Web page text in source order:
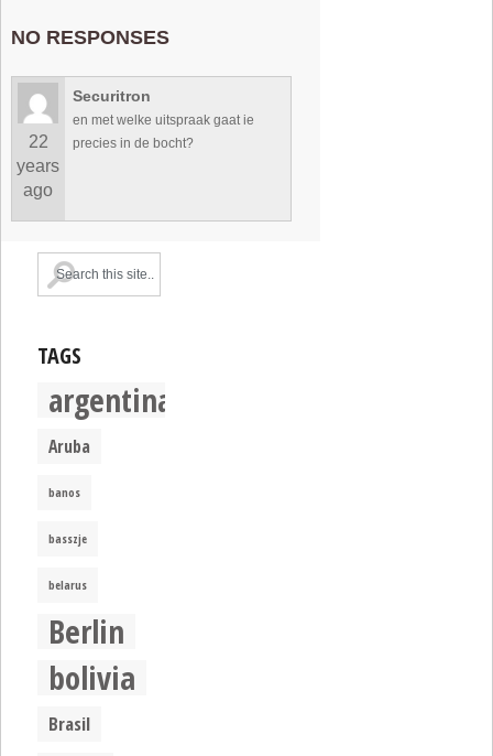
NO RESPONSES
22
years
ago
Securitron
en met welke uitspraak gaat ie
precies in de bocht?
TAGS
argentina
Aruba
banos
basszje
belarus
Berlin
bolivia
Brasil